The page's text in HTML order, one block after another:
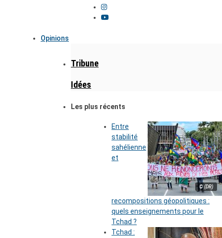
Opinions
Tribune
Idées
Les plus récents
© (DR)
Entre
stabilité
sahélienne
et
recompositions géopolitiques :
quels enseignements pour le
Tchad ?
Tchad :